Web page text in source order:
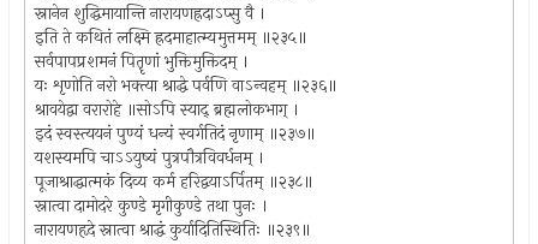
स्नानेन शुद्धिमायान्ति नारायणह्रदाऽप्सु वै ।
इति ते कथितं लक्ष्मि ह्रदमाहात्म्यमुत्तमम् ॥२३५॥
सर्वपापप्रशमनं पितॄणां भुक्तिमुक्तिदम् ।
यः शृणोति नरो भक्त्या श्राद्धे पर्वणि वाऽन्वहम् ॥२३६॥
श्रावयेद्वा वरारोहे ॥सोऽपि स्याद् ब्रह्मलोकभाग् ।
इदं स्वस्त्ययनं पुण्यं धन्यं स्वर्गतिदं नृणाम् ॥२३७॥
यशस्यमपि चाऽऽयुष्यं पुत्रपौत्रविवर्धनम् ।
पूजाश्राद्धात्मकं दिव्य कर्म हरिद्वयाऽर्पितम् ॥२३८॥
स्नात्वा दामोदरे कुण्डे मृगीकुण्डे तथा पुनः ।
नारायणहृदे स्नात्वा श्राद्धं कुर्यादितिस्थितिः ॥२३९॥